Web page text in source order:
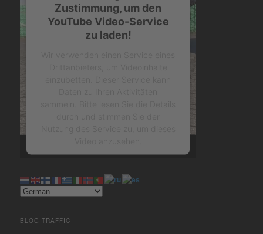
Zustimmung, um den
YouTube Video-Service
zu laden!
Mehr Informationen
BLOG TRAFFIC